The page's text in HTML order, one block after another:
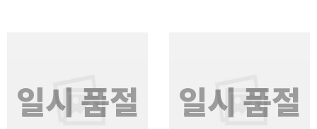
일시 품절 일시 품절